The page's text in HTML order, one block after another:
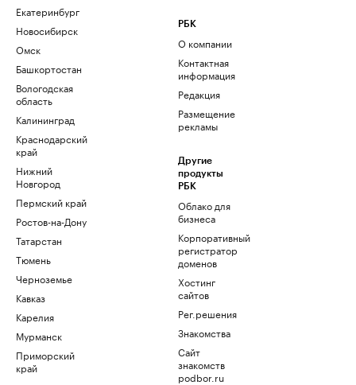
Екатеринбург
Новосибирск
Омск
Башкортостан
Вологодская
область
Калининград
Краснодарский
край
Нижний
Новгород
Пермский край
Ростов-на-Дону
Татарстан
Тюмень
Черноземье
Кавказ
Карелия
Мурманск
Приморский
край
РБК
О компании
Контактная
информация
Редакция
Размещение
рекламы
Другие
продукты
РБК
Облако для
бизнеса
Корпоративный
регистратор
доменов
Хостинг
сайтов
Рег.решения
Знакомства
Сайт
знакомств
podbor.ru